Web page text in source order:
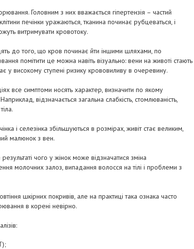
Головним з них вважається гіпертензія – частий
печінки уражаються, тканина починає рубцеваться, і
витримувати кровотоку.
до того, що кров починає йти іншими шляхами, по
помітити це можна навіть візуально: вени на животі стають
у високому ступені ризику крововиливу в очеревину.
все симптоми носять характер, визначити по якому
відзначається загальна слабкість, стомлюваність,
і селезінка збільшуються в розмірах, живіт стає великим,
малюнок з вен.
чого у жінок може відзначатися зміна
молочних залоз, випадання волосся на тілі і проблеми з
шкірних покривів, але на практиці така ознака часто
в корені невірно.